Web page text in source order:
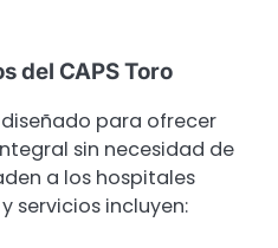
del CAPS Toro
para ofrecer
sin necesidad de
a los hospitales
servicios incluyen: